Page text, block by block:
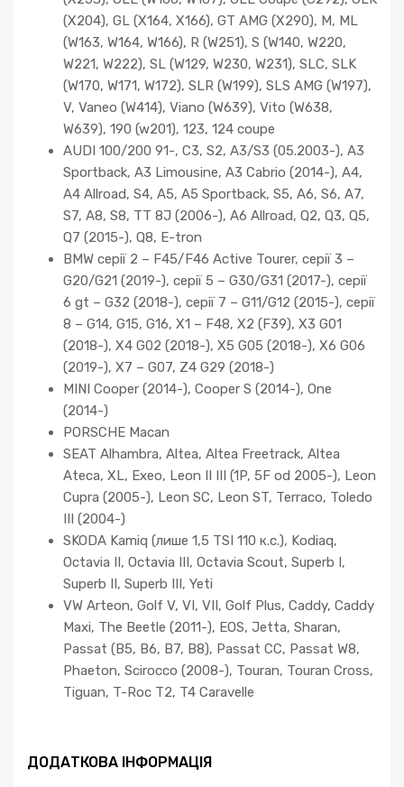
(X204), GL (X164, X166), GT AMG (X290), M, ML
(W163, W164, W166), R (W251), S (W140, W220,
W221, W222), SL (W129, W230, W231), SLC, SLK
(W170, W171, W172), SLR (W199), SLS AMG (W197),
V, Vaneo (W414), Viano (W639), Vito (W638,
W639), 190 (w201), 123, 124 coupe
AUDI 100/200 91-, C3, S2, A3/S3 (05.2003-), A3
Sportback, A3 Limousine, A3 Cabrio (2014-), A4,
A4 Allroad, S4, A5, A5 Sportback, S5, A6, S6, A7,
S7, A8, S8, TT 8J (2006-), A6 Allroad, Q2, Q3, Q5,
Q7 (2015-), Q8, E-tron
BMW серії 2 – F45/F46 Active Tourer, серії 3 –
G20/G21 (2019-), серії 5 – G30/G31 (2017-), серії
6 gt – G32 (2018-), серії 7 – G11/G12 (2015-), серії
8 – G14, G15, G16, X1 – F48, X2 (F39), X3 G01
(2018-), X4 G02 (2018-), X5 G05 (2018-), X6 G06
(2019-), X7 – G07, Z4 G29 (2018-)
MINI Cooper (2014-), Cooper S (2014-), One
(2014-)
PORSCHE Macan
SEAT Alhambra, Altea, Altea Freetrack, Altea
Ateca, XL, Exeo, Leon II III (1P, 5F od 2005-), Leon
Cupra (2005-), Leon SC, Leon ST, Terraco, Toledo
III (2004-)
SKODA Kamiq (лише 1,5 TSI 110 к.с.), Kodiaq,
Octavia II, Octavia III, Octavia Scout, Superb I,
Superb II, Superb III, Yeti
VW Arteon, Golf V, VI, VII, Golf Plus, Caddy, Caddy
Maxi, The Beetle (2011-), EOS, Jetta, Sharan,
Passat (B5, B6, B7, B8), Passat CC, Passat W8,
Phaeton, Scirocco (2008-), Touran, Touran Cross,
Tiguan, T-Roc T2, T4 Caravelle
ДОДАТКОВА ІНФОРМАЦІЯ